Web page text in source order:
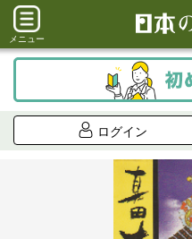
メニュー
ログイン